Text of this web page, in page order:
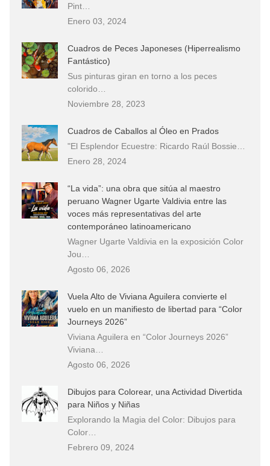
El mundo del arte en pintura surrealista
Pint…
Enero 03, 2024
Cuadros de Peces Japoneses (Hiperrealismo
Fantástico)
Sus pinturas giran en torno a los peces
colorido…
Noviembre 28, 2023
Cuadros de Caballos al Óleo en Prados
"El Esplendor Ecuestre: Ricardo Raúl Bossie…
Enero 28, 2024
“La vida”: una obra que sitúa al maestro
peruano Wagner Ugarte Valdivia entre las
voces más representativas del arte
contemporáneo latinoamericano
Wagner Ugarte Valdivia en la exposición Color
Jou…
Agosto 06, 2026
Vuela Alto de Viviana Aguilera convierte el
vuelo en un manifiesto de libertad para “Color
Journeys 2026”
Viviana Aguilera en “Color Journeys 2026”
Viviana…
Agosto 06, 2026
Dibujos para Colorear, una Actividad Divertida
para Niños y Niñas
Explorando la Magia del Color: Dibujos para
Color…
Febrero 09, 2024